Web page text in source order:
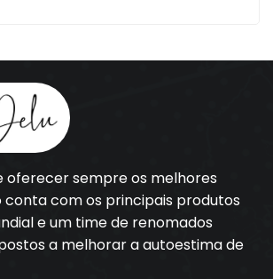
oferecer sempre os melhores
conta com os principais produtos
e um time de renomados
a melhorar a autoestima de